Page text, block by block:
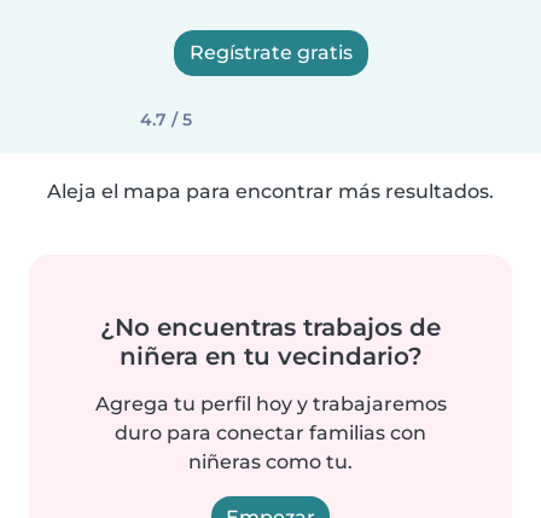
Regístrate gratis
4.7 / 5
Aleja el mapa para encontrar más resultados.
¿No encuentras trabajos de
niñera en tu vecindario?
Agrega tu perfil hoy y trabajaremos
duro para conectar familias con
niñeras como tu.